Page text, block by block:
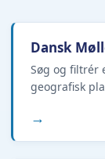
Dansk
Søg og filtrér
geografisk
→